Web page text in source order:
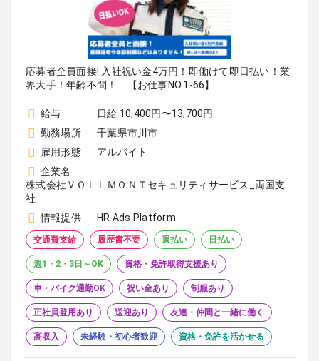
応募者全員面接! 入社祝い金4万円！即働けて即日払い！業
界大手！年齢不問！ 【お仕事NO.1-66】
給与
日給 10,400円〜13,700円
勤務場所
千葉県市川市
雇用形態
アルバイト
企業名
株式会社ＶＯＬＬＭＯＮＴセキュリティサービス_両国支
社
情報提供
HR Ads Platform
交通費支給 履歴書不要 週払い 日払い
週1・2・3日～OK 資格・免許取得支援あり
車・バイク通勤OK 祝い金あり 制服あり
正社員登用あり 送迎あり 友達・仲間と一緒に働く
高収入 未経験・初心者歓迎 資格・免許を活かせる